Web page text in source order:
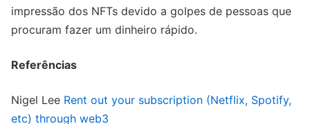
impressão dos NFTs devido a golpes de pessoas que
procuram fazer um dinheiro rápido.
Referências
Nigel Lee Rent out your subscription (Netflix, Spotify,
etc) through web3